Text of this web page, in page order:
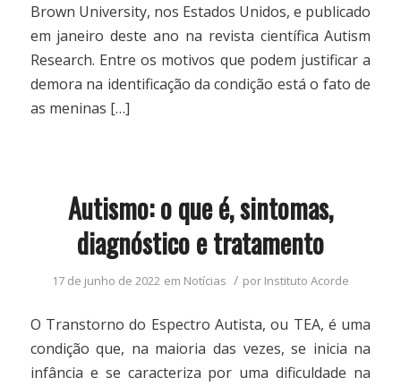
Brown University, nos Estados Unidos, e publicado
em janeiro deste ano na revista científica Autism
Research. Entre os motivos que podem justificar a
demora na identificação da condição está o fato de
as meninas […]
Autismo: o que é, sintomas,
diagnóstico e tratamento
17 de junho de 2022 em Notícias / por Instituto Acorde
O Transtorno do Espectro Autista, ou TEA, é uma
condição que, na maioria das vezes, se inicia na
infância e se caracteriza por uma dificuldade na